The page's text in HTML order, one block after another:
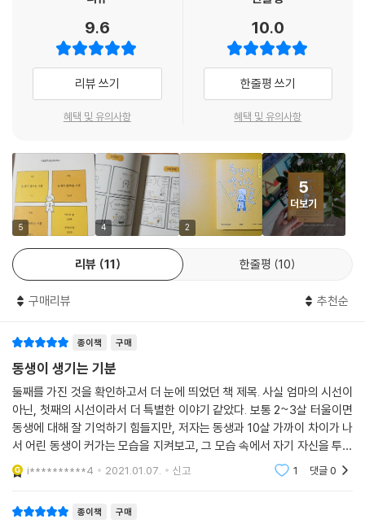
감정들이 서술돼 있다. 만화의 경쾌한 흐름을 따라가며 고개를 끄덕이던
독자들은 에세이가 주는 여운에 오래 머무를 것이다. 작가가 동생 수진을
생각하며 한 권의 책을 완성했듯, 독자들 역시 책을 읽는 내내 누군가를 떠
올리며 그와 함께 지나 온 수많은 순간들과 그 시간의 의미를 새로 깨닫게
는 무서움이 달래졌다. 그때 언니는 어땠을까. 그때 언니의 마음을 이제야
생각한다. 웃음을 참으며 나를 놀려 대던 언니. 의젓한 표정으로 내 머리를
쓰다듬던 언니. 나처럼 무서워하며 떨던 언니의 새까맣고 따뜻했던 눈동
의 마음을 알 것 같다. 나의 언니로부터 나는 인간을 사랑하는 방법을 배워
왔다. 이 당연한 사실을 지금에서야 알았다. 너무나 다르고 가끔은 엄청나
게 얄미웠지만, 늘상 고마웠던 언니는 내가 만난 최초의 연대자였다. 아마
줄 수 있었던 최초의 사람. 그런 동생을 온전히 응원하고 있는 지금의 사람.
언니와 함께 내가 단 한 권의 책을 읽어야 한다면, 나는 『동생이 생기는 기
분』을 읽을 것이다. 언니도 나와 같은 마음일 것이다.
- 임솔아 (소설가,시인)
9.6
리뷰 쓰기
혜택 및 유의사항
10.0
한줄평 쓰기
혜택 및 유의사항
5 4 2
5
더보기
리뷰 11 한줄평 10
구매리뷰 추천순
종이책 구매
동생이 생기는 기분
둘째를 가진 것을 확인하고서 더 눈에 띄었던 책 제목. 사실 엄마의 시선이
아닌, 첫째의 시선이라서 더 특별한 이야기 같았다. 보통 2~3살 터울이면
동생에 대해 잘 기억하기 힘들지만, 저자는 동생과 10살 가까이 차이가 나
서 어린 동생이 커가는 모습을 지켜보고, 그 모습 속에서 자기 자신을 투영
하기도 한 것 같다. 부모의 이혼이라는 아픔까지 투명하게 담아내서, 마음
이 찡했던 책
i**********4 2021.01.07. 신고 1 댓글0
종이책 구매